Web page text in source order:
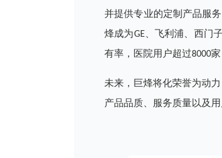
并提供专业的定制产品服
烽成为GE、飞利浦、西门
有率，医院用户超过8000
未来，巨烽将化荣誉为动
产品品质、服务质量以及